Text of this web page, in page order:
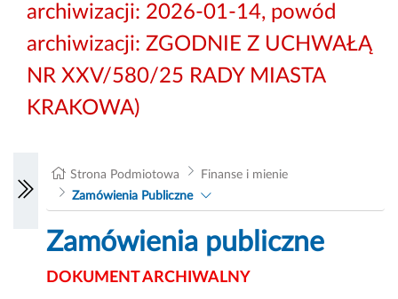
archiwizacji: 2026-01-14, powód
archiwizacji: ZGODNIE Z UCHWAŁĄ
NR XXV/580/25 RADY MIASTA
KRAKOWA)
Strona Podmiotowa
Finanse i mienie
Zamówienia Publiczne
Zamówienia publiczne
DOKUMENT ARCHIWALNY